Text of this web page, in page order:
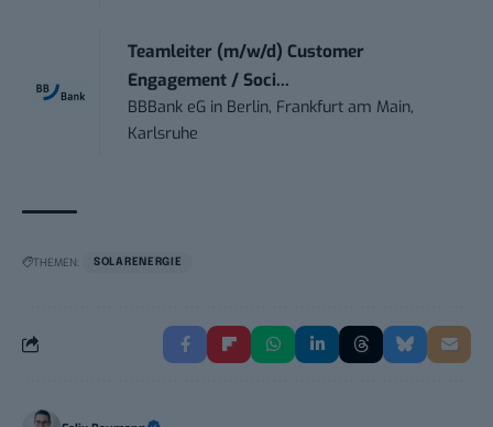
Teamleiter (m/w/d) Customer
Engagement / Soci...
BBBank eG in Berlin, Frankfurt am Main,
Karlsruhe
THEMEN: SOLARENERGIE